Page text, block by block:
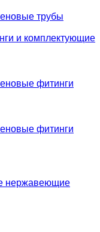
трубы
и комплектующие
фитинги
фитинги
нержавеющие